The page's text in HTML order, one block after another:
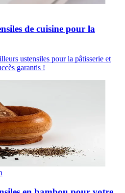
de cuisine pour la
ustensiles pour la pâtisserie et
garantis !